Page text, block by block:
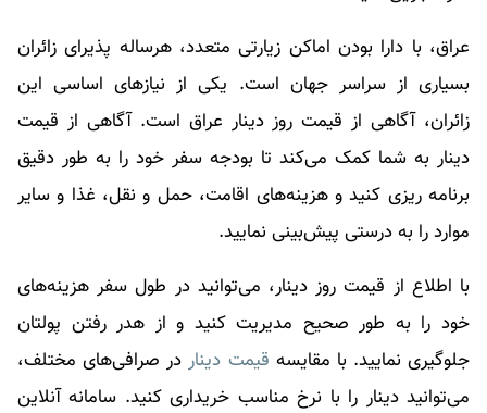
عراق، با دارا بودن اماکن زیارتی متعدد، هرساله پذیرای زائران
بسیاری از سراسر جهان است. یکی از نیازهای اساسی این
زائران، آگاهی از قیمت روز دینار عراق است. آگاهی از قیمت
دینار به شما کمک می‌کند تا بودجه سفر خود را به طور دقیق
برنامه ریزی کنید و هزینه‌های اقامت، حمل و نقل، غذا و سایر
موارد را به درستی پیش‌بینی نمایید.
با اطلاع از قیمت روز دینار، می‌توانید در طول سفر هزینه‌های
خود را به طور صحیح مدیریت کنید و از هدر رفتن پولتان
جلوگیری نمایید. با مقایسه قیمت دینار در صرافی‌های مختلف،
می‌توانید دینار را با نرخ مناسب خریداری کنید. سامانه آنلاین